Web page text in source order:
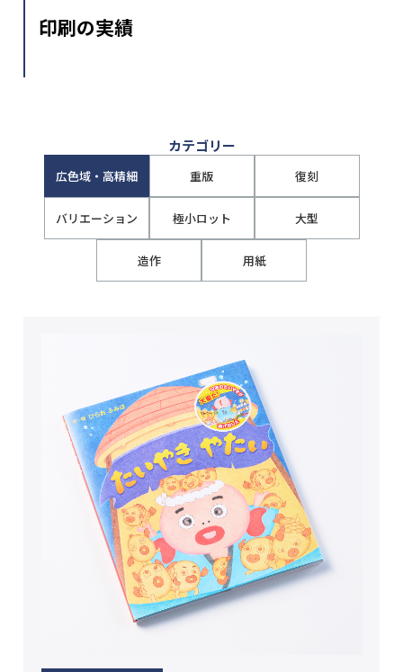
印刷の実績
カテゴリー
広色域・高精細 重版 復刻
バリエーション 極小ロット 大型
造作 用紙